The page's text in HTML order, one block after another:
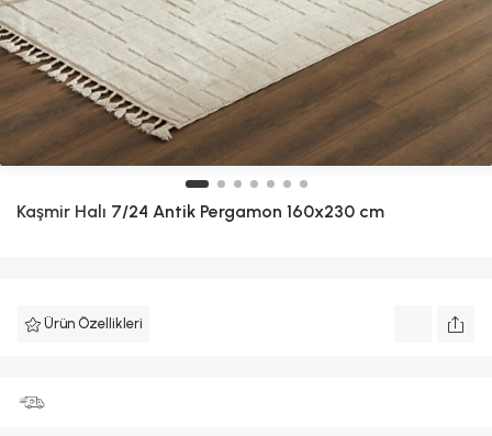
Kaşmir Halı 7/24 Antik Pergamon 160x230 cm
Ürün Özellikleri